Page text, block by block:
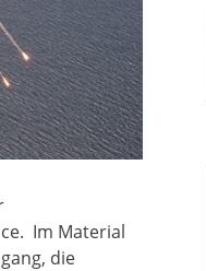
Im Material
die